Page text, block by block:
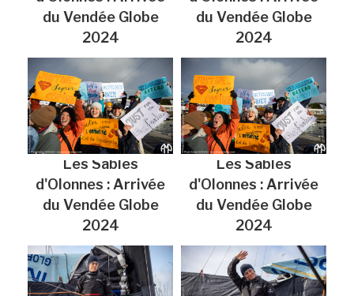
du Vendée Globe
2024
du Vendée Globe
2024
Les Sables
d'Olonnes : Arrivée
du Vendée Globe
2024
Les Sables
d'Olonnes : Arrivée
du Vendée Globe
2024